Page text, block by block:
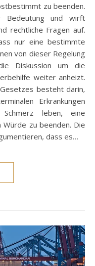
zu beenden.
und wirft
rechtliche Fragen auf.
nur eine bestimmte
von dieser Regelung
Diskussion um die
weiter anheizt.
besteht darin,
Erkrankungen
leben, eine
zu beenden. Die
dass es…